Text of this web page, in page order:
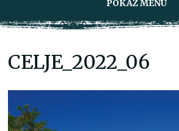
POKAŻ MENU
CELJE_2022_06